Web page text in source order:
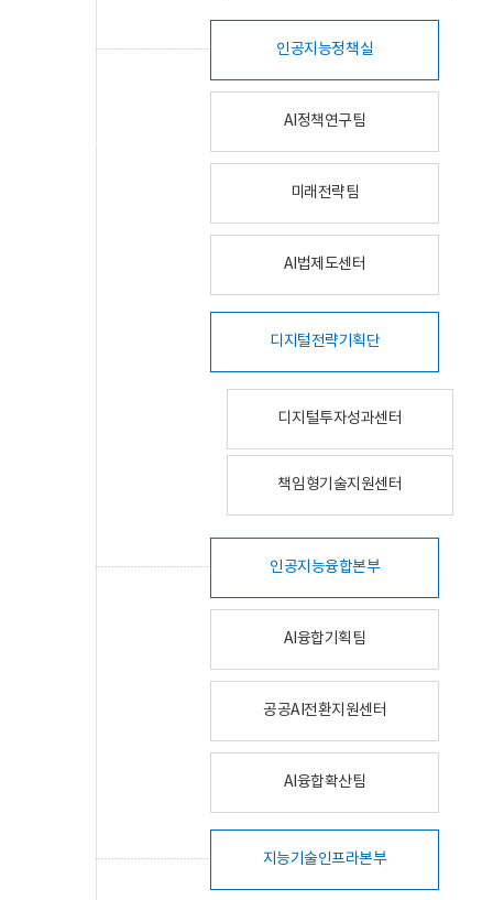
인공지능정책실
AI정책연구팀
미래전략팀
AI법제도센터
디지털전략기획단
디지털투자성과센터
책임형기술지원센터
인공지능융합본부
AI융합기획팀
공공AI전환지원센터
AI융합확산팀
지능기술인프라본부